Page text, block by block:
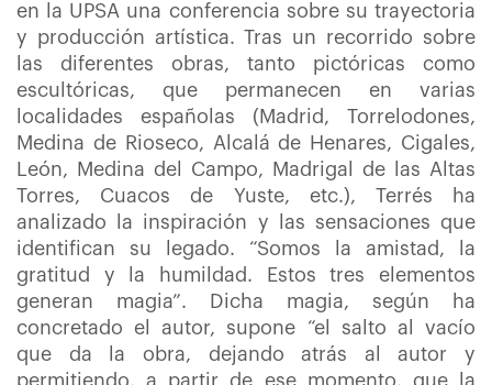
en la UPSA una conferencia sobre su trayectoria
y producción artística. Tras un recorrido sobre
las diferentes obras, tanto pictóricas como
escultóricas, que permanecen en varias
localidades españolas (Madrid, Torrelodones,
Medina de Rioseco, Alcalá de Henares, Cigales,
León, Medina del Campo, Madrigal de las Altas
Torres, Cuacos de Yuste, etc.), Terrés ha
analizado la inspiración y las sensaciones que
identifican su legado. “Somos la amistad, la
gratitud y la humildad. Estos tres elementos
generan magia”. Dicha magia, según ha
concretado el autor, supone “el salto al vacío
que da la obra, dejando atrás al autor y
permitiendo, a partir de ese momento, que la